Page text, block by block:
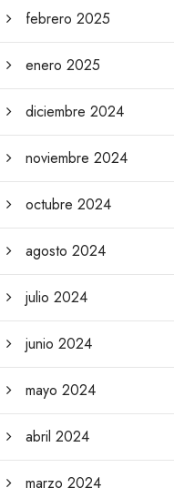
febrero 2025
enero 2025
diciembre 2024
noviembre 2024
octubre 2024
agosto 2024
julio 2024
junio 2024
mayo 2024
abril 2024
marzo 2024